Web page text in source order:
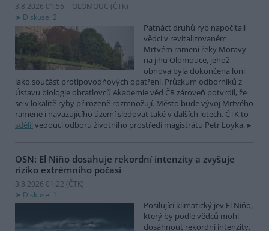
3.8.2026 01:56 | OLOMOUC (ČTK)
Diskuse: 2
Patnáct druhů ryb napočítali
vědci v revitalizovaném
Mrtvém rameni řeky Moravy
na jihu Olomouce, jehož
obnova byla dokončena loni
jako součást protipovodňových opatření. Průzkum odborníků z
Ústavu biologie obratlovců Akademie věd ČR zároveň potvrdil, že
se v lokalitě ryby přirozeně rozmnožují. Město bude vývoj Mrtvého
ramene i navazujícího území sledovat také v dalších letech. ČTK to
sdělil vedoucí odboru životního prostředí magistrátu Petr Loyka.
OSN: El Niňo dosahuje rekordní intenzity a zvyšuje
riziko extrémního počasí
3.8.2026 01:22 (ČTK)
Diskuse: 1
Posilující klimatický jev El Niňo,
který by podle vědců mohl
dosáhnout rekordní intenzity,